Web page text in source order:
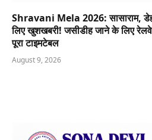
Shravani Mela 2026: सासाराम,
लिए खुशखबरी! जसीडीह जाने के लिए
पूरा टाइमटेबल
August 9, 2026